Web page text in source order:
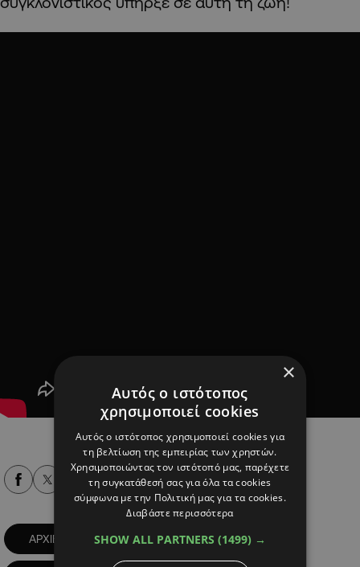
Alpha Podcasts
ΑΡΧΙΕΠΙΣΚΟΠΟΣ ΜΑΚΑΡΙΟΣ ΓΣΠ
×
Αυτός ο ιστότοπος
χρησιμοποιεί cookies
Αυτός ο ιστότοπος χρησιμοποιεί cookies για
τη βελτίωση της εμπειρίας των χρηστών.
Χρησιμοποιώντας τον ιστότοπό μας, παρέχετε
τη συγκατάθεσή σας για όλα τα cookies
σύμφωνα με την Πολιτική μας για τα cookies.
Διαβάστε περισσότερα
SHOW ALL PARTNERS (1499) →